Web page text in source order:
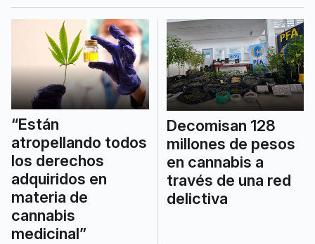
“Están
atropellando todos
los derechos
adquiridos en
materia de
cannabis
medicinal”
Decomisan 128
millones de pesos
en cannabis a
través de una red
delictiva